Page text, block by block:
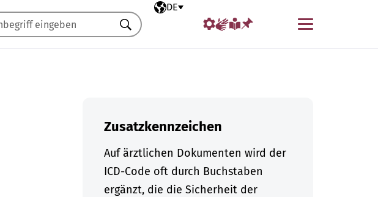
Ausgewählte Sprache
DE
Menü
Suchen
Zusatzkennzeichen
Auf ärztlichen Dokumenten wird der
ICD-Code oft durch Buchstaben
ergänzt, die die Sicherheit der